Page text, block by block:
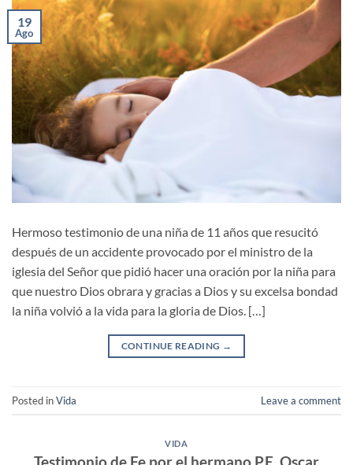
19
Ago
Hermoso testimonio de una niña de 11 años que resucitó
después de un accidente provocado por el ministro de la
iglesia del Señor que pidió hacer una oración por la niña para
que nuestro Dios obrara y gracias a Dios y su excelsa bondad
la niña volvió a la vida para la gloria de Dios. […]
CONTINUE READING →
Posted inVida Leave a comment
VIDA
Testimonio de Fe por el hermano P.E. Oscar